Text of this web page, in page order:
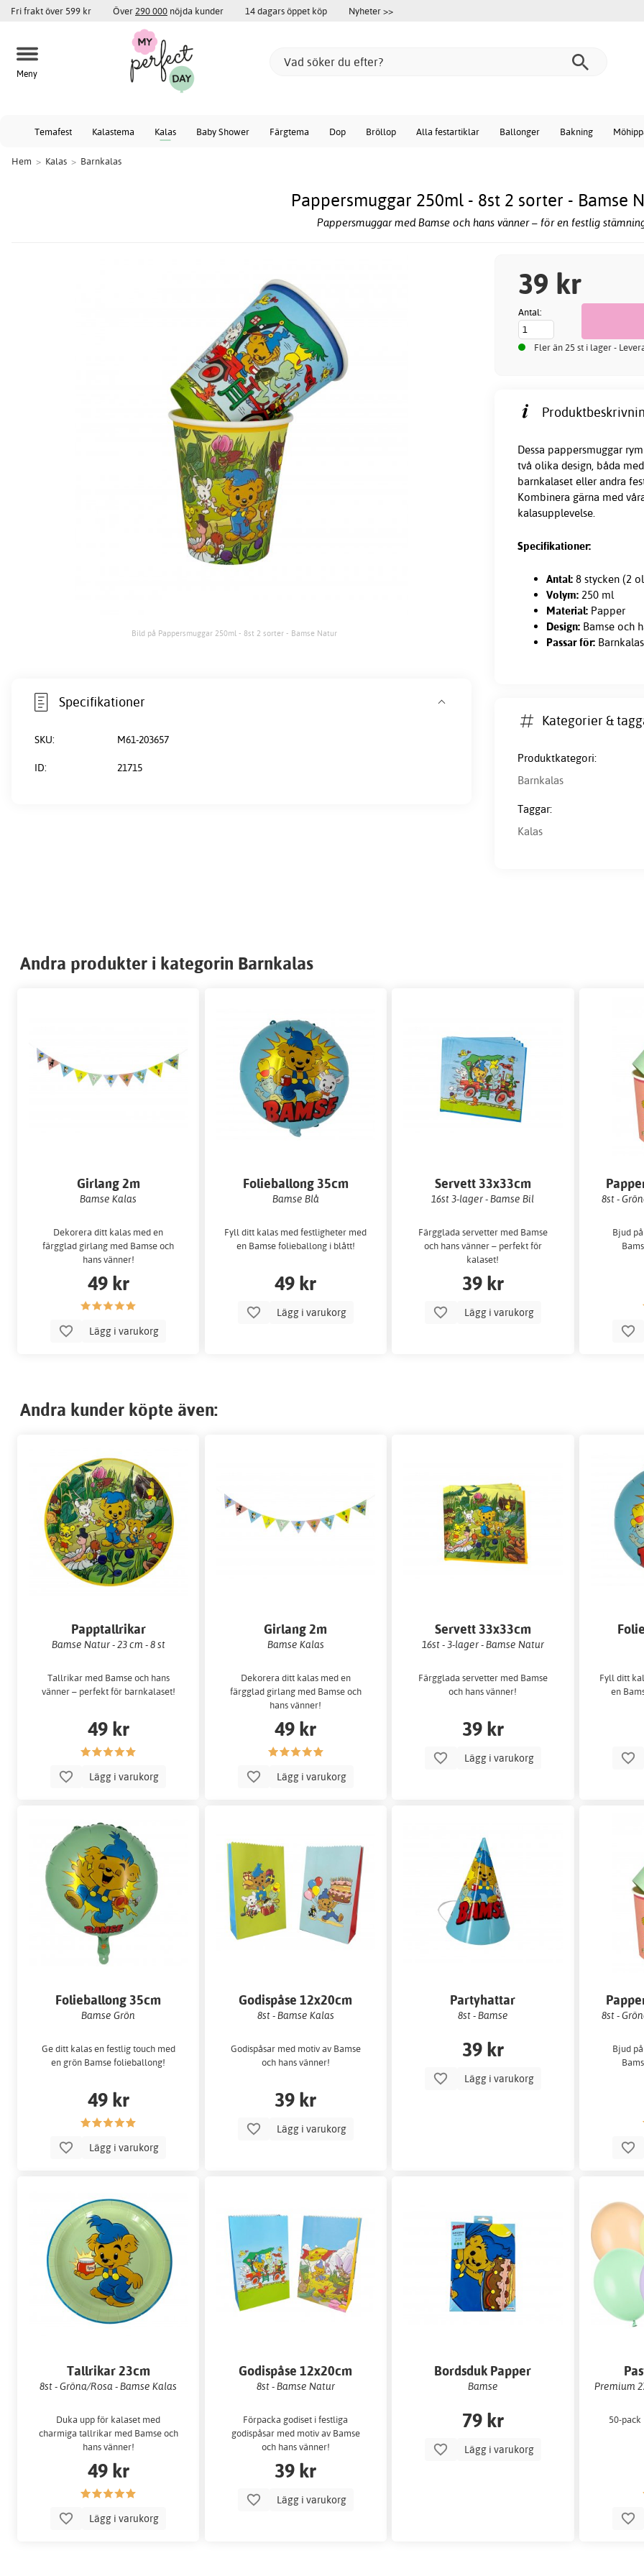
Fri frakt över 599 kr Över 290 000 nöjda kunder 14 dagars öppet köp Nyheter >>
Meny
Temafest Kalastema Kalas Baby Shower Färgtema Dop Bröllop Alla festartiklar Ballonger Bakning
Hem > Kalas > Barnkalas
Pappersmuggar 250ml - 8st 2 sorter - Bamse
Pappersmuggar med Bamse och hans vänner – för en festlig
Bild på Pappersmuggar 250ml - 8st 2 sorter - Bamse Natur
39 kr
Antal:
Fler än 25 st i lager -
Dessa pappersmuggar
två olika design, båda
barnkalaset eller andra
Kombinera gärna med
kalasupplevelse.
Specifikationer:
Antal: 8 stycken (2
Volym: 250 ml
Material: Papper
Design: Bamse och
Passar för:
Specifikationer
SKU: M61-203657
ID: 21715
Kategorier &
Produktkategori:
Barnkalas
Taggar:
Kalas
Andra produkter i kategorin Barnkalas
Girlang 2m
Bamse Kalas
Dekorera ditt kalas med en
färgglad girlang med Bamse och
hans vänner!
49 kr
Lägg i varukorg
Folieballong 35cm
Bamse Blå
Fyll ditt kalas med festligheter med
en Bamse folieballong i blått!
49 kr
Lägg i varukorg
Servett 33x33cm
16st 3-lager - Bamse Bil
Färgglada servetter med Bamse
och hans vänner – perfekt för
kalaset!
39 kr
Lägg i varukorg
8st -
Bjud
Andra kunder köpte även:
Papptallrikar
Bamse Natur - 23 cm - 8 st
Tallrikar med Bamse och hans
vänner – perfekt för barnkalaset!
49 kr
Lägg i varukorg
Girlang 2m
Bamse Kalas
Dekorera ditt kalas med en
färgglad girlang med Bamse och
hans vänner!
49 kr
Lägg i varukorg
Servett 33x33cm
16st - 3-lager - Bamse Natur
Färgglada servetter med Bamse
och hans vänner!
39 kr
Lägg i varukorg
Fyll ditt
en
Folieballong 35cm
Bamse Grön
Ge ditt kalas en festlig touch med
en grön Bamse folieballong!
49 kr
Lägg i varukorg
Godispåse 12x20cm
8st - Bamse Kalas
Godispåsar med motiv av Bamse
och hans vänner!
39 kr
Lägg i varukorg
Partyhattar
8st - Bamse
39 kr
Lägg i varukorg
8st -
Bjud
Tallrikar 23cm
8st - Gröna/Rosa - Bamse Kalas
Duka upp för kalaset med
charmiga tallrikar med Bamse och
hans vänner!
49 kr
Lägg i varukorg
Godispåse 12x20cm
8st - Bamse Natur
Förpacka godiset i festliga
godispåsar med motiv av Bamse
och hans vänner!
39 kr
Lägg i varukorg
Bordsduk Papper
120x180cm
Bamse
79 kr
Lägg i varukorg
Premium
50-